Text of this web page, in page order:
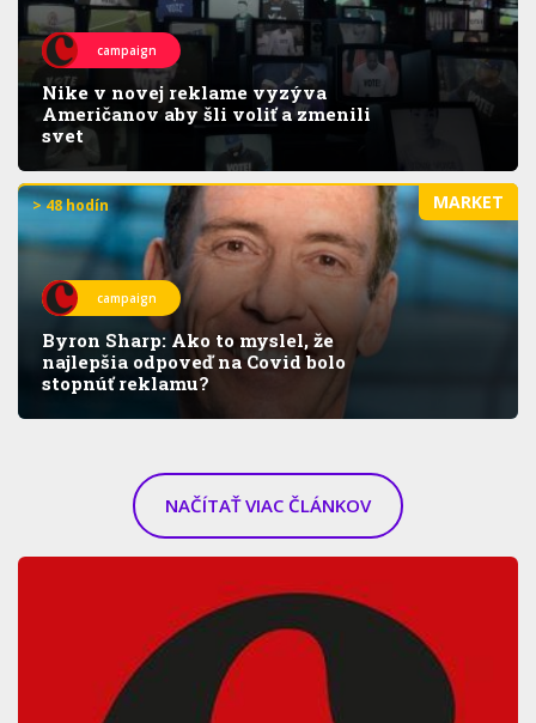
campaign
Nike v novej reklame vyzýva
Američanov aby šli voliť a zmenili
svet
MARKET
> 48 hodín
campaign
Byron Sharp: Ako to myslel, že
najlepšia odpoveď na Covid bolo
stopnúť reklamu?
NAČÍTAŤ VIAC ČLÁNKOV